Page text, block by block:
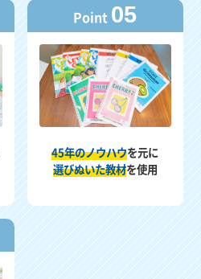
Point 05
45年のノウハウを元に
選びぬいた教材を使用